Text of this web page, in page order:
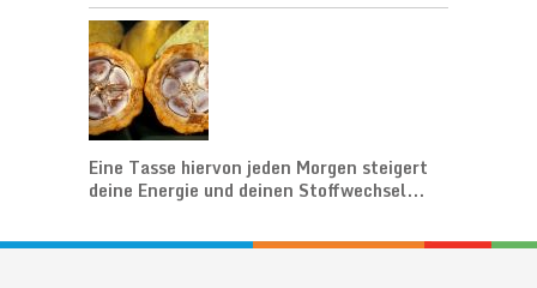
Eine Tasse hiervon jeden Morgen steigert
deine Energie und deinen Stoffwechsel...